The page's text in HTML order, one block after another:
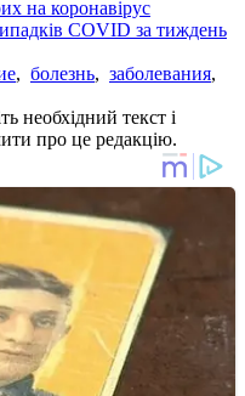
на коронавірус
COVID за тиждень
, болезнь, заболевания,
необхідний текст і
про це редакцію.